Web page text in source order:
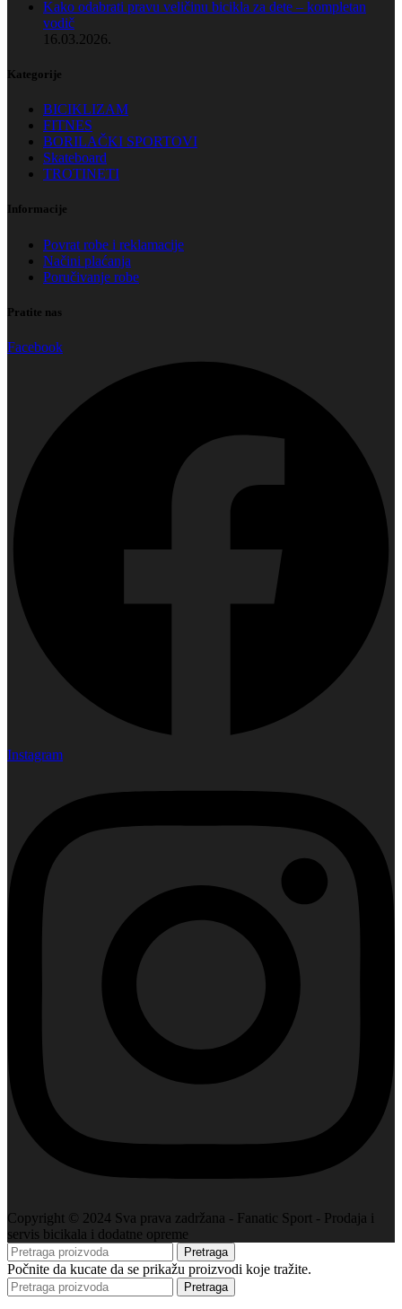
Kako odabrati pravu veličinu bicikla za dete – kompletan
vodič
16.03.2026.
Kategorije
BICIKLIZAM
FITNES
BORILAČKI SPORTOVI
Skateboard
TROTINETI
Informacije
Povrat robe i reklamacije
Načini plaćanja
Poručivanje robe
Pratite nas
Facebook
Instagram
Copyright © 2024 Sva prava zadržana - Fanatic Sport - Prodaja i
servis bicikala i dodatne opreme
Pretraga
Počnite da kucate da se prikažu proizvodi koje tražite.
Pretraga